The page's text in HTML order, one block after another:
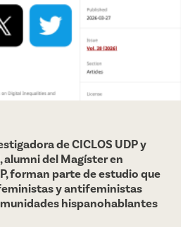
de CICLOS UDP y
alumni del Magíster en
forman parte de estudio que
y antifeministas
hispanohablantes